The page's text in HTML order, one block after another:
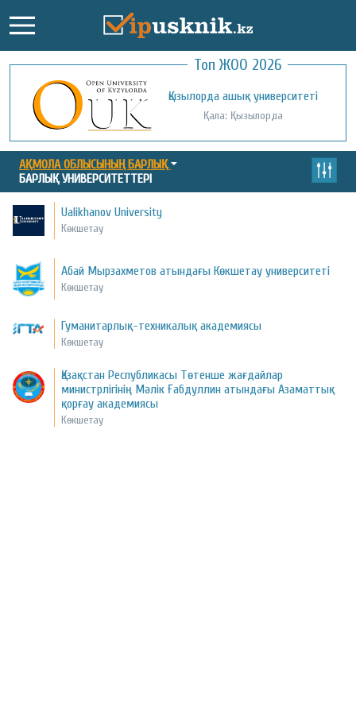
Топ ЖОО 2026
Қызылорда ашық университеті
Қала: Қызылорда
Қожа Ахмет Ясауи атындағы Халықаралық
қазақ-түрік университеті
Қала: Түркістан
АҚМОЛА ОБЛЫСЫНЫҢ БАРЛЫҚ
БАРЛЫҚ УНИВЕРСИТЕТТЕРІ
Ualikhanov University
Көкшетау
Абай Мырзахметов атындағы Көкшетау университеті
Көкшетау
Гуманитарлық-техникалық академиясы
Көкшетау
Қазақстан Республикасы Төтенше жағдайлар
министрлігінің Мәлік Ғабдуллин атындағы Азаматтық
қорғау академиясы
Көкшетау